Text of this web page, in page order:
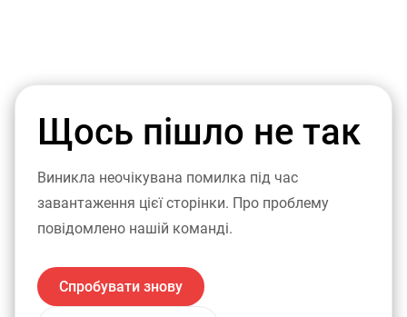
Щось пішло не так
Виникла неочікувана помилка під час
завантаження цієї сторінки. Про проблему
повідомлено нашій команді.
Спробувати знову